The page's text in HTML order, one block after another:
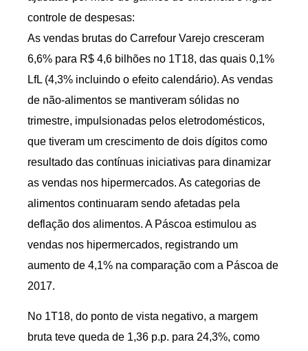
controle de despesas:
As vendas brutas do Carrefour Varejo cresceram
6,6% para R$ 4,6 bilhões no 1T18, das quais 0,1%
LfL (4,3% incluindo o efeito calendário). As vendas
de não-alimentos se mantiveram sólidas no
trimestre, impulsionadas pelos eletrodomésticos,
que tiveram um crescimento de dois dígitos como
resultado das contínuas iniciativas para dinamizar
as vendas nos hipermercados. As categorias de
alimentos continuaram sendo afetadas pela
deflação dos alimentos. A Páscoa estimulou as
vendas nos hipermercados, registrando um
aumento de 4,1% na comparação com a Páscoa de
2017.
No 1T18, do ponto de vista negativo, a margem
bruta teve queda de 1,36 p.p. para 24,3%, como